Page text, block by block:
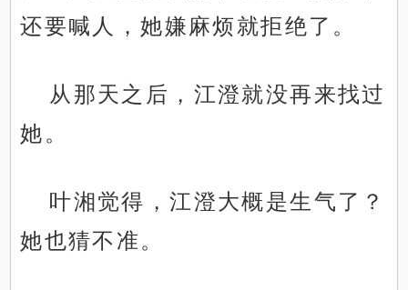
还要喊人，她嫌麻烦就拒绝了。
从那天之后，江澄就没再来找过
她。
叶湘觉得，江澄大概是生气了？
她也猜不准。